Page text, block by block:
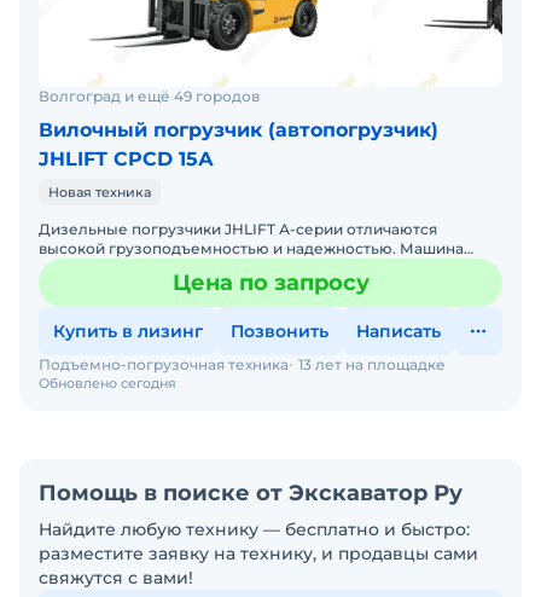
Волгоград и ещё 49 городов
Вилочный погрузчик (автопогрузчик)
JHLIFT CPCD 15А
Новая техника
Дизельные погрузчики JHLIFT А-серии отличаются
высокой грузоподъемностью и надежностью. Машина
приводится в действие мощным и надежным двигателем
XINCHAI мощнос
Цена по запросу
Купить в лизинг Позвонить Написать
Обновлено сегодня
Подъемно-погрузочная техника 13 лет на площадке
Помощь в поиске от Экскаватор Ру
Найдите любую технику — бесплатно и быстро:
разместите заявку на технику, и продавцы сами
свяжутся с вами!